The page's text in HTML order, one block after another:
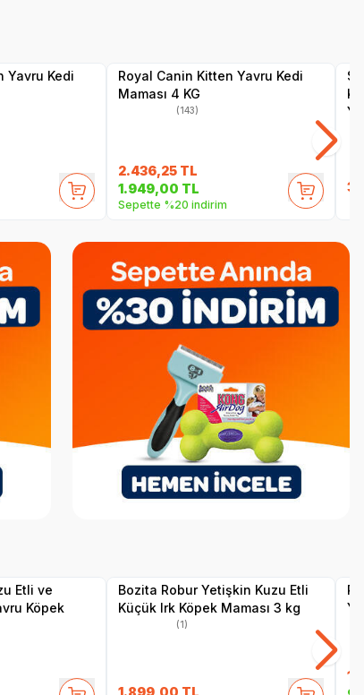
Yavru Kedi
Royal Canin Kitten Yavru Kedi
Maması 4 KG
(143)
2.436,25TL
1.949,00 TL
Sepette %20 indirim
Etli ve
Köpek
Bozita Robur Yetişkin Kuzu Etli
Küçük Irk Köpek Maması 3 kg
(1)